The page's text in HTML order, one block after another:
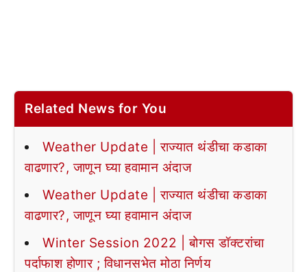
Related News for You
Weather Update | राज्यात थंडीचा कडाका
वाढणार?, जाणून घ्या हवामान अंदाज
Weather Update | राज्यात थंडीचा कडाका
वाढणार?, जाणून घ्या हवामान अंदाज
Winter Session 2022 | बोगस डॉक्टरांचा
पर्दाफाश होणार ; विधानसभेत मोठा निर्णय